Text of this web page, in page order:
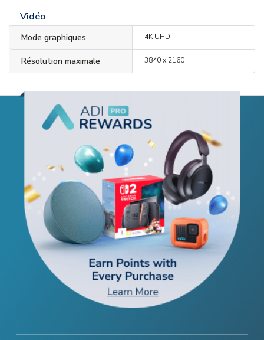
Vidéo
Mode graphiques 4K UHD
Résolution maximale 3840 x 2160